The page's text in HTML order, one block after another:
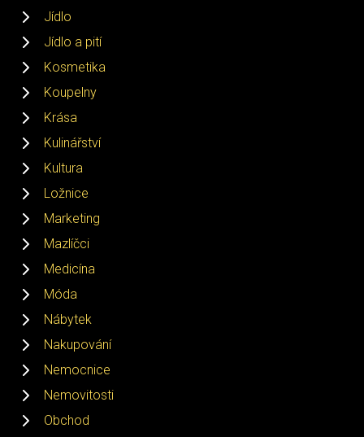
Jídlo
Jídlo a pití
Kosmetika
Koupelny
Krása
Kulinářství
Kultura
Ložnice
Marketing
Mazlíčci
Medicína
Móda
Nábytek
Nakupování
Nemocnice
Nemovitosti
Obchod